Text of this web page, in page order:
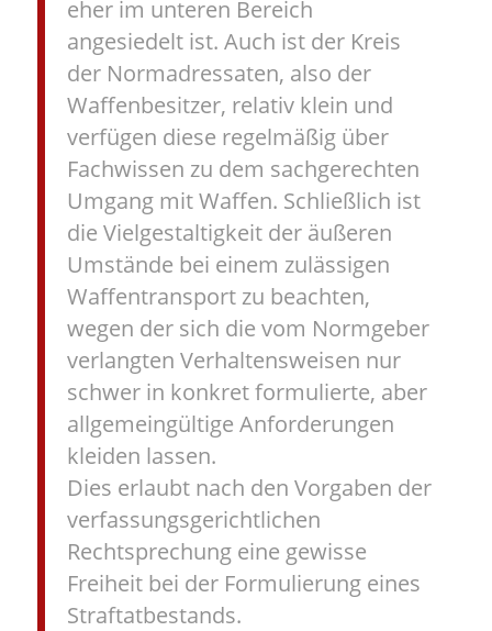
eher im unteren Bereich
angesiedelt ist. Auch ist der Kreis
der Normadressaten, also der
Waffenbesitzer, relativ klein und
verfügen diese regelmäßig über
Fachwissen zu dem sachgerechten
Umgang mit Waffen. Schließlich ist
die Vielgestaltigkeit der äußeren
Umstände bei einem zulässigen
Waffentransport zu beachten,
wegen der sich die vom Normgeber
verlangten Verhaltensweisen nur
schwer in konkret formulierte, aber
allgemeingültige Anforderungen
kleiden lassen.
Dies erlaubt nach den Vorgaben der
verfassungsgerichtlichen
Rechtsprechung eine gewisse
Freiheit bei der Formulierung eines
Straftatbestands.